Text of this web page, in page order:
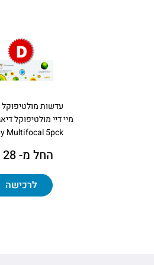
עדשות מולטיפוקל
מיי דיי מולטיפוקל
Multifocal 5pck
החל מ- 28 ₪
לרכישה